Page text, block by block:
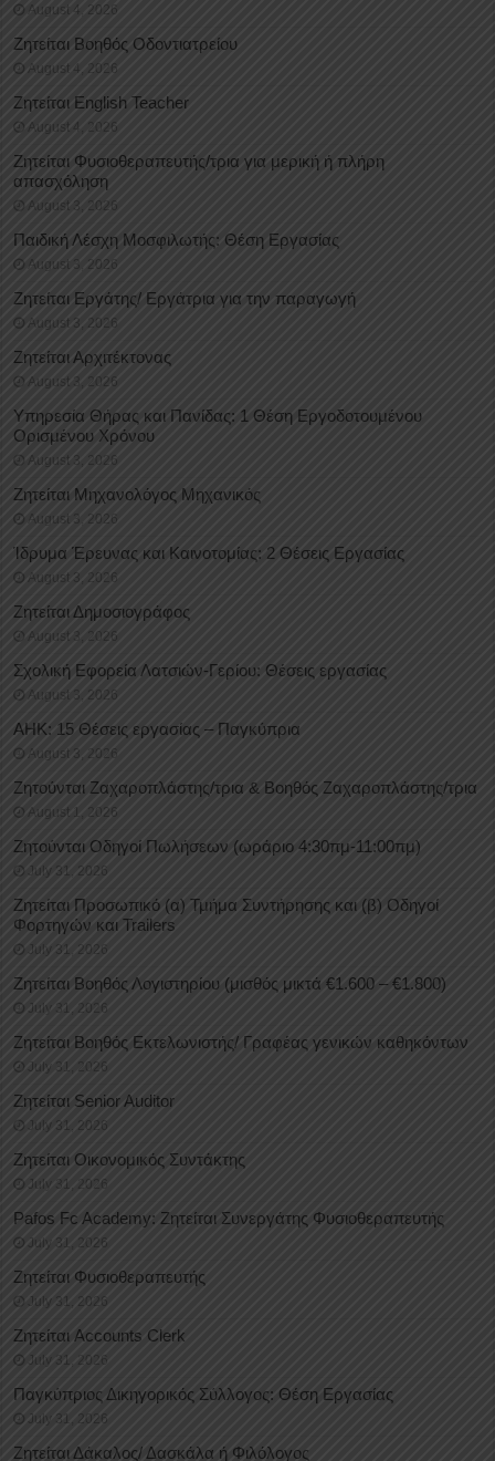
August 4, 2026
Ζητείται Βοηθός Οδοντιατρείου
August 4, 2026
Ζητείται English Teacher
August 4, 2026
Ζητείται Φυσιοθεραπευτής/τρια για μερική ή πλήρη
απασχόληση
August 3, 2026
Παιδική Λέσχη Μοσφιλωτής: Θέση Εργασίας
August 3, 2026
Ζητείται Εργάτης/ Εργάτρια για την παραγωγή
August 3, 2026
Ζητείται Αρχιτέκτονας
August 3, 2026
Υπηρεσία Θήρας και Πανίδας: 1 Θέση Eργοδοτουμένου
Oρισμένου Xρόνου
August 3, 2026
Ζητείται Μηχανολόγος Μηχανικός
August 3, 2026
Ίδρυμα Έρευνας και Καινοτομίας: 2 Θέσεις Εργασίας
August 3, 2026
Ζητείται Δημοσιογράφος
August 3, 2026
Σχολική Εφορεία Λατσιών-Γερίου: Θέσεις εργασίας
August 3, 2026
ΑΗΚ: 15 Θέσεις εργασίας – Παγκύπρια
August 3, 2026
Ζητούνται Ζαχαροπλάστης/τρια & Βοηθός Ζαχαροπλάστης/τρια
August 1, 2026
Ζητούνται Οδηγοί Πωλήσεων (ωράριο 4:30πμ-11:00πμ)
July 31, 2026
Ζητείται Προσωπικό (α) Τμήμα Συντήρησης και (β) Οδηγοί
Φορτηγών και Trailers
July 31, 2026
Ζητείται Βοηθός Λογιστηρίου (μισθός μικτά €1.600 – €1.800)
July 31, 2026
Ζητείται Βοηθός Εκτελωνιστής/ Γραφέας γενικών καθηκόντων
July 31, 2026
Ζητείται Senior Auditor
July 31, 2026
Ζητείται Οικονομικός Συντάκτης
July 31, 2026
Pafos Fc Academy: Ζητείται Συνεργάτης Φυσιοθεραπευτής
July 31, 2026
Ζητείται Φυσιοθεραπευτής
July 31, 2026
Ζητείται Accounts Clerk
July 31, 2026
Παγκύπριος Δικηγορικός Σύλλογος: Θέση Εργασίας
July 31, 2026
Ζητείται Δάκαλος/ Δασκάλα ή Φιλόλογος